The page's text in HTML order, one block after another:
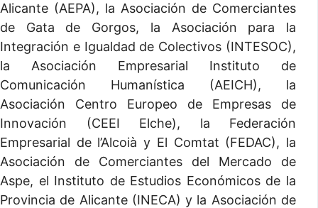
Alicante (AEPA), la Asociación de Comerciantes
de Gata de Gorgos, la Asociación para la
Integración e Igualdad de Colectivos (INTESOC),
la Asociación Empresarial Instituto de
Comunicación Humanística (AEICH), la
Asociación Centro Europeo de Empresas de
Innovación (CEEI Elche), la Federación
Empresarial de l’Alcoià y El Comtat (FEDAC), la
Asociación de Comerciantes del Mercado de
Aspe, el Instituto de Estudios Económicos de la
Provincia de Alicante (INECA) y la Asociación de